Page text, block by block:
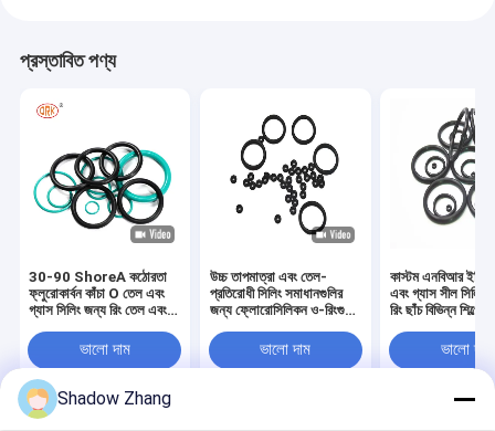
প্রস্তাবিত পণ্য
30-90 ShoreA কঠোরতা
ফ্লুরোকার্বন কাঁচা O তেল এবং
গ্যাস সিলিং জন্য রিং তেল এবং
ভালো দাম
উচ্চ তাপমাত্রা এবং তেল-
প্রতিরোধী সিলিং সমাধানগুলির
জন্য ফ্লোরোসিলিকন ও-রিংগুলির
ভালো দাম
কাস্টম এনবিআর
এবং গ্যাস সীল
রিং ছাঁচ বিভিন্ন
ভালো দাম
Shadow Zhang